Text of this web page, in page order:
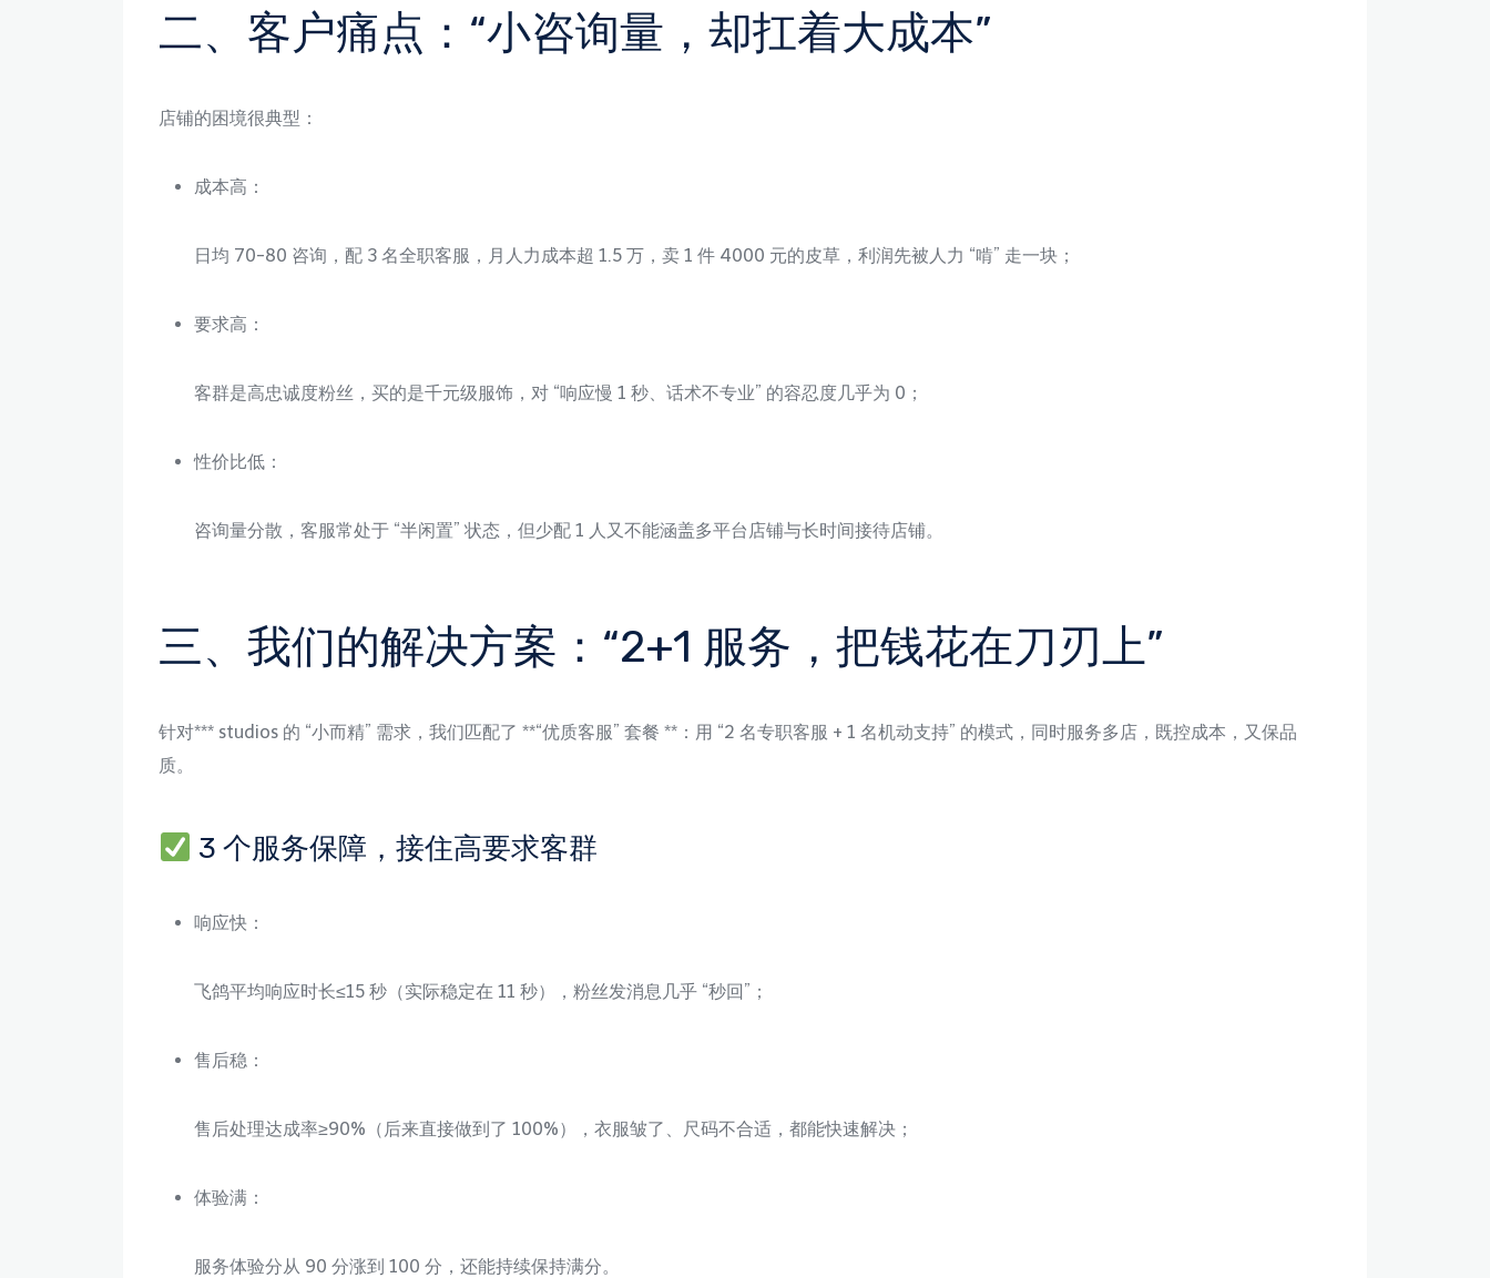
二、客户痛点：“小咨询量，却扛着大成本”
店铺的困境很典型：
成本高：
日均 70-80 咨询，配 3 名全职客服，月人力成本超 1.5 万，卖 1 件 4000 元的皮草，利润先被人力 “啃” 走一块；
要求高：
客群是高忠诚度粉丝，买的是千元级服饰，对 “响应慢 1 秒、话术不专业” 的容忍度几乎为 0；
性价比低：
咨询量分散，客服常处于 “半闲置” 状态，但少配 1 人又不能涵盖多平台店铺与长时间接待店铺。
三、我们的解决方案：“2+1 服务，把钱花在刀刃上”
针对*** studios 的 “小而精” 需求，我们匹配了 **“优质客服” 套餐 **：用 “2 名专职客服 + 1 名机动支持” 的模式，同时服务多店，既控成本，又保品
质。
3 个服务保障，接住高要求客群
响应快：
飞鸽平均响应时长≤15 秒（实际稳定在 11 秒），粉丝发消息几乎 “秒回”；
售后稳：
售后处理达成率≥90%（后来直接做到了 100%），衣服皱了、尺码不合适，都能快速解决；
体验满：
服务体验分从 90 分涨到 100 分，还能持续保持满分。